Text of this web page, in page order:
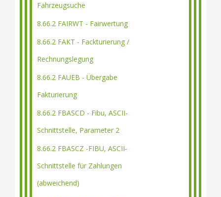
Fahrzeugsuche
8.66.2 FAIRWT - Fairwertung
8.66.2 FAKT - Fackturierung /
Rechnungslegung
8.66.2 FAUEB - Übergabe
Fakturierung
8.66.2 FBASCD - Fibu, ASCII-
Schnittstelle, Parameter 2
8.66.2 FBASCZ -FIBU, ASCII-
Schnittstelle für Zahlungen
(abweichend)